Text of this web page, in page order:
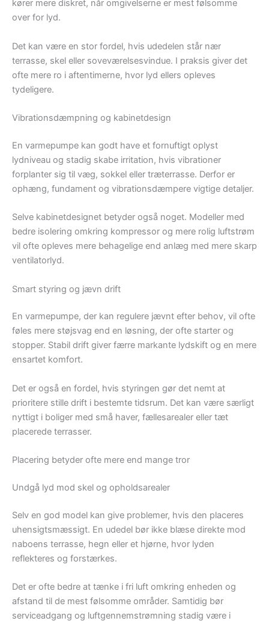
kører mere diskret, når omgivelserne er mest følsomme
over for lyd.
Det kan være en stor fordel, hvis udedelen står nær
terrasse, skel eller soveværelsesvindue. I praksis giver det
ofte mere ro i aftentimerne, hvor lyd ellers opleves
tydeligere.
Vibrationsdæmpning og kabinetdesign
En varmepumpe kan godt have et fornuftigt oplyst
lydniveau og stadig skabe irritation, hvis vibrationer
forplanter sig til væg, sokkel eller træterrasse. Derfor er
ophæng, fundament og vibrationsdæmpere vigtige detaljer.
Selve kabinetdesignet betyder også noget. Modeller med
bedre isolering omkring kompressor og mere rolig luftstrøm
vil ofte opleves mere behagelige end anlæg med mere skarp
ventilatorlyd.
Smart styring og jævn drift
En varmepumpe, der kan regulere jævnt efter behov, vil ofte
føles mere støjsvag end en løsning, der ofte starter og
stopper. Stabil drift giver færre markante lydskift og en mere
ensartet komfort.
Det er også en fordel, hvis styringen gør det nemt at
prioritere stille drift i bestemte tidsrum. Det kan være særligt
nyttigt i boliger med små haver, fællesarealer eller tæt
placerede terrasser.
Placering betyder ofte mere end mange tror
Undgå lyd mod skel og opholdsarealer
Selv en god model kan give problemer, hvis den placeres
uhensigtsmæssigt. En udedel bør ikke blæse direkte mod
naboens terrasse, hegn eller et hjørne, hvor lyden
reflekteres og forstærkes.
Det er ofte bedre at tænke i fri luft omkring enheden og
afstand til de mest følsomme områder. Samtidig bør
serviceadgang og luftgennemstrømning stadig være i